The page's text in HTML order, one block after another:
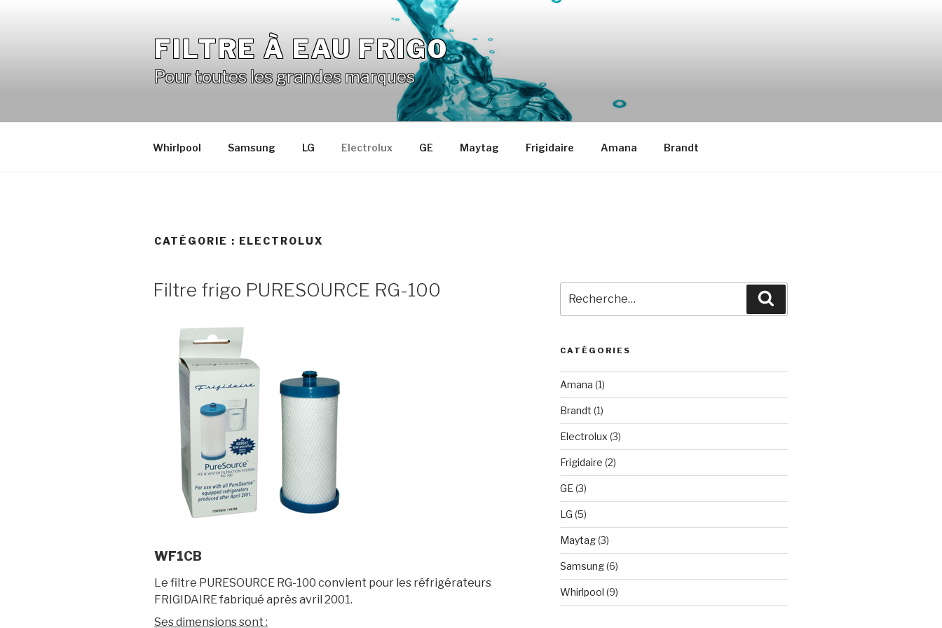
FILTRE À EAU FRIGO
Pour toutes les grandes marques
Whirlpool Samsung LG Electrolux GE Maytag Frigidaire Amana Brandt
CATÉGORIE : ELECTROLUX
Filtre frigo PURESOURCE RG-100
WF1CB
Le filtre PURESOURCE RG-100 convient pour les réfrigérateurs
FRIGIDAIRE fabriqué après avril 2001.
Ses dimensions sont :
pour
:
CATÉGORIES
Amana (1)
Brandt (1)
Electrolux (3)
Frigidaire (2)
GE(3)
LG (5)
Maytag(3)
Samsung(6)
Whirlpool (9)